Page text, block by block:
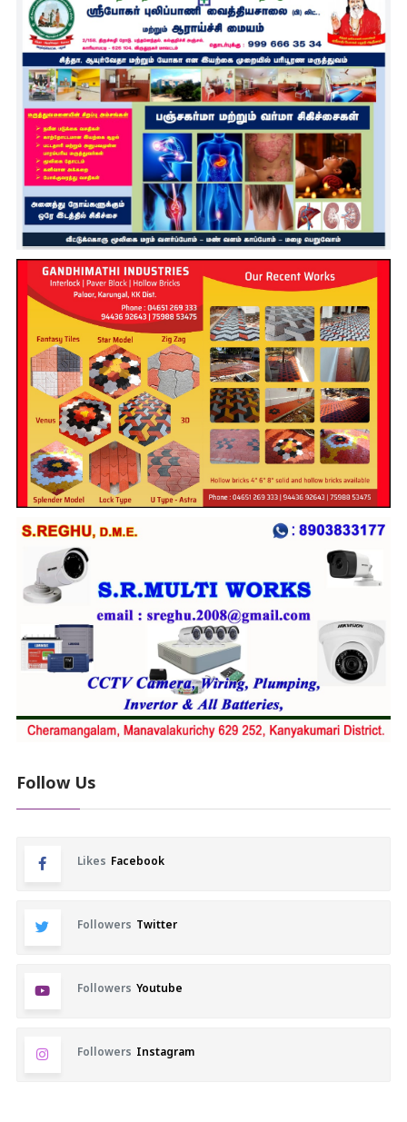
Follow Us
Likes Facebook
Followers Twitter
Followers Youtube
Followers Instagram